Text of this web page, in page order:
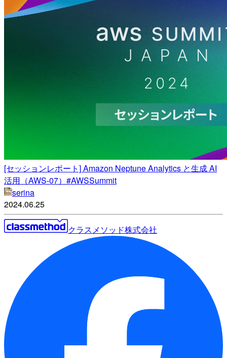
[セッションレポート] Amazon Neptune Analytics と生成 AI
活用（AWS-07）#AWSSummit
serina
2024.06.25
クラスメソッド株式会社